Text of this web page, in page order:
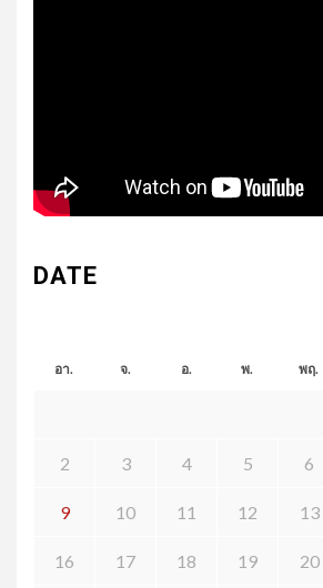
DATE
อา. จ. อ. พ. พฤ.
2 3 4 5 6
9 10 11 12 13
16 17 18 19 20